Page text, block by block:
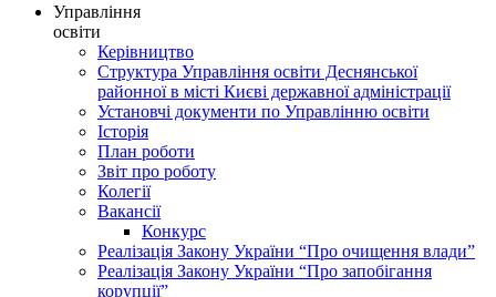
Управління
освіти
Керівництво
Структура Управління освіти Деснянської
районної в місті Києві державної адміністрації
Установчі документи по Управлінню освіти
Історія
План роботи
Звіт про роботу
Колегії
Вакансії
Конкурс
Реалізація Закону України “Про очищення влади”
Реалізація Закону України “Про запобігання
корупції”